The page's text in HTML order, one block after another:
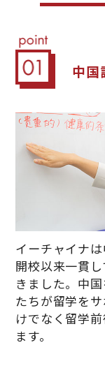
中国
イーチャイナ
開校以来一貫
きました。中
たちが留学を
けでなく留学
ます。